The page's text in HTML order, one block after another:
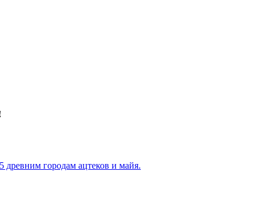
древним городам ацтеков и майя.